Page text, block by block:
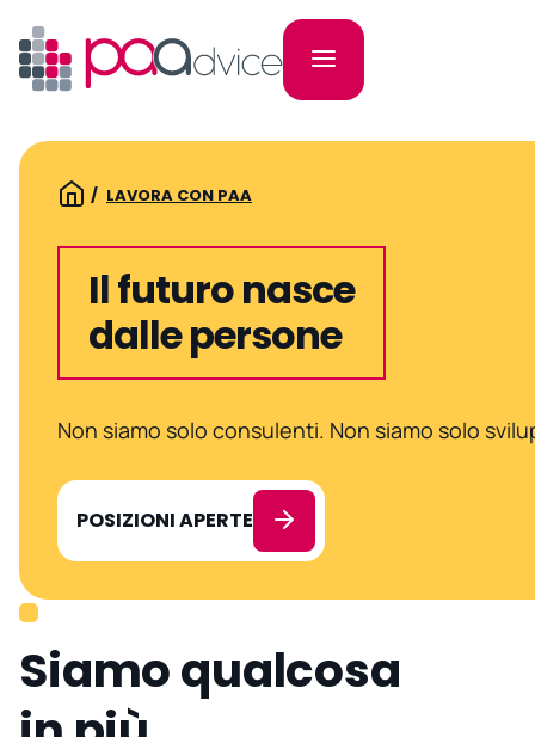
LAVORA CON PAA
Il futuro nasce
dalle persone
Non siamo solo consulenti. Non siamo solo
POSIZIONI APERTE
Siamo qualcosa